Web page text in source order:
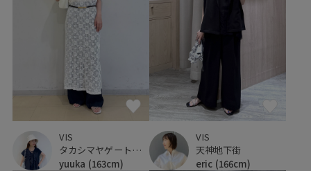
VIS
タカシマヤゲートタワーモール
yuuka (163cm)
VIS
天神地下街
eric (166cm)